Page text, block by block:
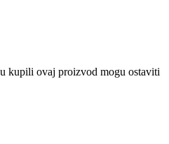
kupili ovaj proizvod mogu ostaviti